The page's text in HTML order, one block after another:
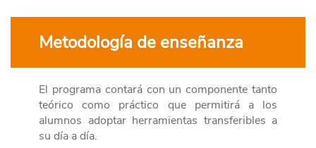
Metodología de enseñanza
El programa contará con un componente tanto
teórico como práctico que permitirá a los
alumnos adoptar herramientas transferibles a
su día a día.